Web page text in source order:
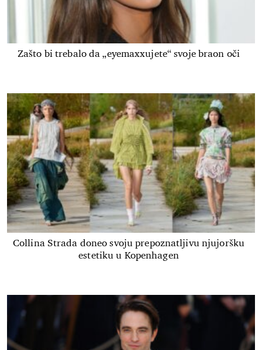
Zašto bi trebalo da „eyemaxxujete“ svoje braon oči
Collina Strada doneo svoju prepoznatljivu njujoršku
estetiku u Kopenhagen